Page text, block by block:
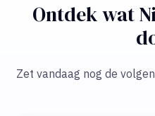
Ontdek wat
Zet vandaag nog de